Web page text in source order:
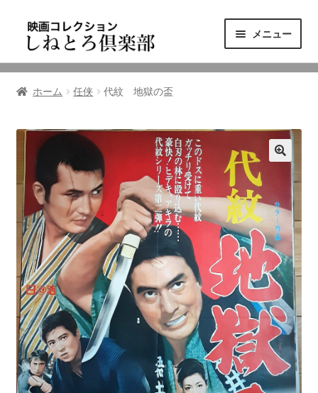
ゲ
シ
ン
キ
ッ
プ
テ
ツ
ス
プ
メニュー
ニュース
東三河の映画館
しねとろ倶楽部について
リンクの旅
ホーム 任侠 代紋 地獄の盃